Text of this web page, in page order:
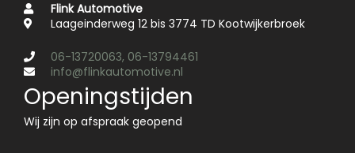
Flink Automotive
Laageinderweg 12 bis 3774 TD Kootwijkerbroek
06-13720063, 06-13794461
info@flinkautomotive.nl
Openingstijden
Wij zijn op afspraak geopend